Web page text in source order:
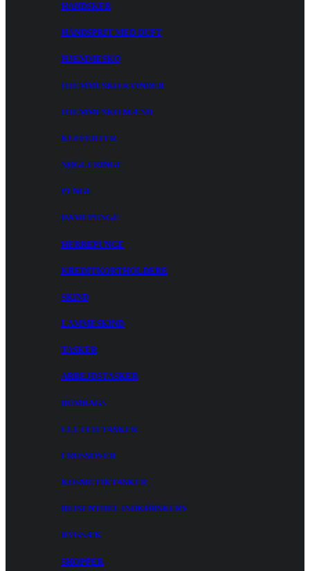
HANDSKER
HÅNDSPRIT MED DUFT
HJEMMESKO
HJEMMESKO KVINDER
HJEMMESKO MÆND
KUFFERTER
NØGLERINGE
PUNGE
DAMEPUNGE
HERREPUNGE
KREDITKORTHOLDERE
SKIND
LAMMESKIND
TASKER
ARBEJDSTASKER
BUMBAGS
CLUTCH TASKER
CROSSOVER
KOSMETIKTASKER
REISENTHEL INDKØBSKURV
RYGSÆK
SHOPPER